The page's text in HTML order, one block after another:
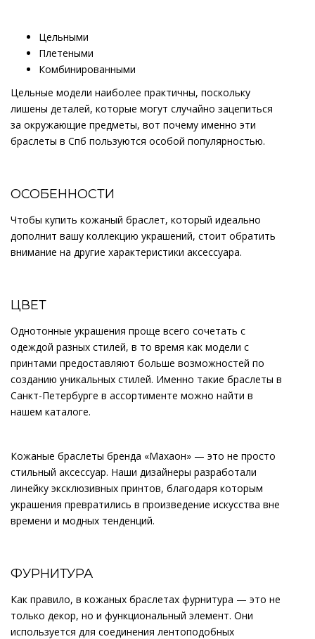
Цельными
Плетеными
Комбинированными
Цельные модели наиболее практичны, поскольку
лишены деталей, которые могут случайно зацепиться
за окружающие предметы, вот почему именно эти
браслеты в Спб пользуются особой популярностью.
ОСОБЕННОСТИ
Чтобы купить кожаный браслет, который идеально
дополнит вашу коллекцию украшений, стоит обратить
внимание на другие характеристики аксессуара.
ЦВЕТ
Однотонные украшения проще всего сочетать с
одеждой разных стилей, в то время как модели с
принтами предоставляют больше возможностей по
созданию уникальных стилей. Именно такие браслеты в
Санкт-Петербурге в ассортименте можно найти в
нашем каталоге.
Кожаные браслеты бренда «Махаон» — это не просто
стильный аксессуар. Наши дизайнеры разработали
линейку эксклюзивных принтов, благодаря которым
украшения превратились в произведение искусства вне
времени и модных тенденций.
ФУРНИТУРА
Как правило, в кожаных браслетах фурнитура — это не
только декор, но и функциональный элемент. Они
используется для соединения лентоподобных